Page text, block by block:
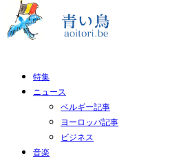
特集
ニュース
ベルギー記事
ヨーロッパ記事
ビジネス
音楽